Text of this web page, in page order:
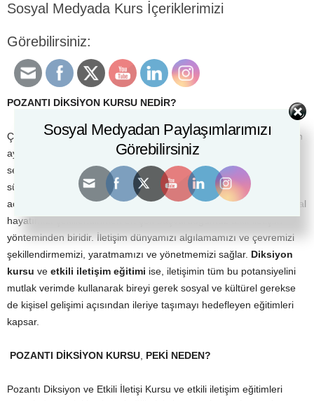
Sosyal Medyada Kurs İçeriklerimizi
Görebilirsiniz:
POZANTI DİKSİYON KURSU NEDİR?
Çoğu dilbilimciye ve bilim insanına göre dil, bizi diğer hayvanlardan
ayıran ve insanoğlunun en karakteristik özgün becerisidir. Bunun
sebebini ise öğrenme ve kavramayı dil üzerinden yaşadığımız
süreçte anlamsal olarak olguları şekillendirmemiz olarak
açıklamaktadırlar. Dil, yalnızca öğrenme süreçlerimizde değil sosyal
hayatımızı şekillendirirken en çok başvurduğumuz aktif iletişim
yönteminden biridir. İletişim dünyamızı algılamamızı ve çevremizi
şekillendirmemizi, yaratmamızı ve yönetmemizi sağlar. Diksiyon
kursu ve etkili iletişim eğitimi ise, iletişimin tüm bu potansiyelini
mutlak verimde kullanarak bireyi gerek sosyal ve kültürel gerekse
de kişisel gelişimi açısından ileriye taşımayı hedefleyen eğitimleri
kapsar.
POZANTI DİKSİYON KURSU, PEKİ NEDEN?
Pozantı Diksiyon ve Etkili İletişi Kursu ve etkili iletişim eğitimleri
Sosyal Medyadan Paylaşımlarımızı
Görebilirsiniz